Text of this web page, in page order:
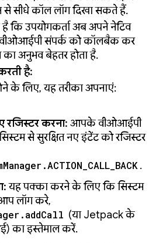
सीधे कॉल लॉग दिखा सकते हैं.
कि उपयोगकर्ता अब अपने नेटिव
वीओआईपी संपर्क को कॉलबैक कर
अनुभव बेहतर होता है.
है:
के लिए, यह तरीका अपनाएं:
करना: आपके वीओआईपी
से सुरक्षित नए इंटेंट को रजिस्टर
.
यह पक्का करने के लिए कि सिस्टम
लॉग करे,
(या Jetpack के
का इस्तेमाल करें.